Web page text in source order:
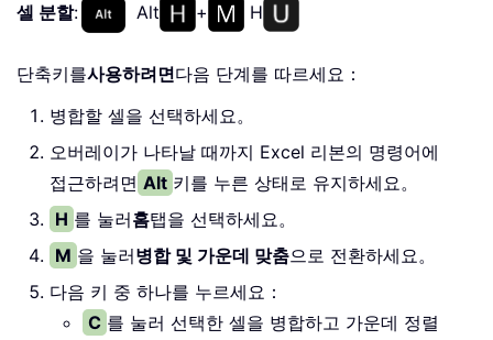
셀 분할: Alt + H
단축키를사용하려면다음 단계를 따르세요：
병합할 셀을 선택하세요。
오버레이가 나타날 때까지 Excel 리본의 명령어에
접근하려면 Alt 키를 누른 상태로 유지하세요。
H 를 눌러홈탭을 선택하세요。
M 을 눌러병합 및 가운데 맞춤으로 전환하세요。
다음 키 중 하나를 누르세요：
C 를 눌러 선택한 셀을 병합하고 가운데 정렬